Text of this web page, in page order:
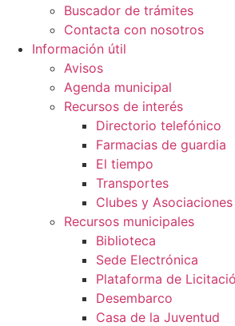
Buscador de trámites
Contacta con nosotros
Información útil
Avisos
Agenda municipal
Recursos de interés
Directorio telefónico
Farmacias de guardia
El tiempo
Transportes
Clubes y Asociaciones
Recursos municipales
Biblioteca
Sede Electrónica
Plataforma de
Desembarco
Casa de la Juventud